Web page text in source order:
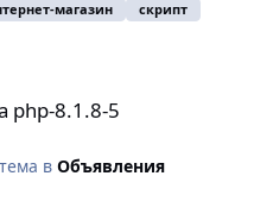
магазин
скрипт
php-8.1.8-5
в Объявления